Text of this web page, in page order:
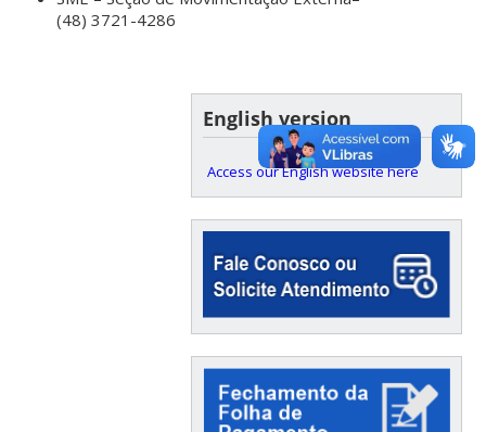
(48) 3721-4286
English version
Access our English website here